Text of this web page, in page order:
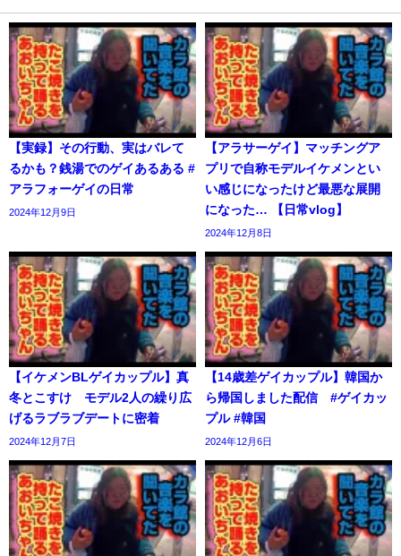
【実録】その行動、実はバレて
るかも？銭湯でのゲイあるある #
アラフォーゲイの日常
2024年12月9日
【アラサーゲイ】マッチングア
プリで自称モデルイケメンとい
い感じになったけど最悪な展開
になった… 【日常vlog】
2024年12月8日
【イケメンBLゲイカップル】真
冬とこすけ モデル2人の繰り広
げるラブラブデートに密着
2024年12月7日
【14歳差ゲイカップル】韓国か
ら帰国しました配信 #ゲイカッ
プル #韓国
2024年12月6日